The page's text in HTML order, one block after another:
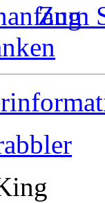
Zum